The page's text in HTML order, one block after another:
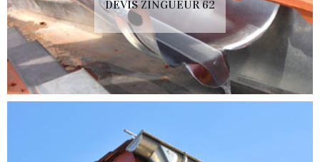
DEVIS ZINGUEUR 62